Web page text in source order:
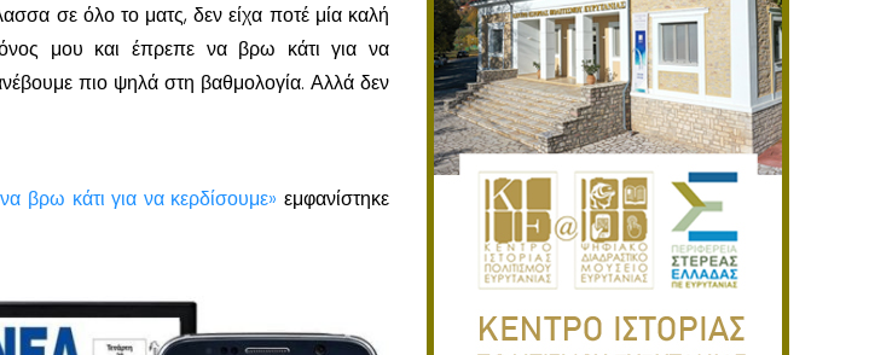
σε όλο το ματς, δεν είχα ποτέ μία καλή
μου και έπρεπε να βρω κάτι για να
πιο ψηλά στη βαθμολογία. Αλλά δεν
βρω κάτι για να κερδίσουμε» εμφανίστηκε